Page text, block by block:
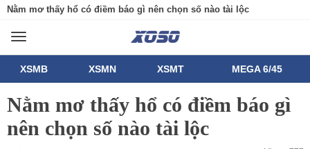
Nằm mơ thấy hổ có điềm báo gì nên chọn số nào tài lộc
Toggle
XSMB XSMN XSMT MEGA 6/45
Nằm mơ thấy hổ có điềm báo gì
nên chọn số nào tài lộc